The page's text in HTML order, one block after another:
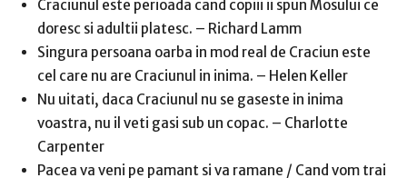
Craciunul este perioada cand copiii ii spun Mosului ce
doresc si adultii platesc. – Richard Lamm
Singura persoana oarba in mod real de Craciun este
cel care nu are Craciunul in inima. – Helen Keller
Nu uitati, daca Craciunul nu se gaseste in inima
voastra, nu il veti gasi sub un copac. – Charlotte
Carpenter
Pacea va veni pe pamant si va ramane / Cand vom trai